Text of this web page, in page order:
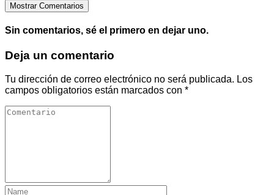
Mostrar Comentarios
Sin comentarios, sé el primero en dejar uno.
Deja un comentario
Tu dirección de correo electrónico no será publicada. Los
campos obligatorios están marcados con *